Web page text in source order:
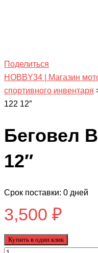
Поделиться
HOBBY34 | Магазин
спортивного инвентаря
122 12″
Беговел
12″
Срок поставки: 0 дней
3,500 ₽
Купить в один клик